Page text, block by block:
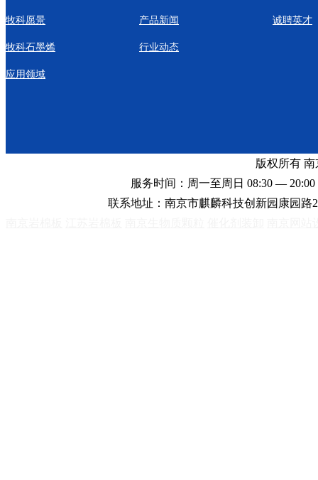
牧科愿景
牧科石墨烯
应用领域
产品新闻
行业动态
诚聘英才
版权所有
服务时间：周一至周日 08:30 —
联系地址：南京市麒麟科技创新园康园